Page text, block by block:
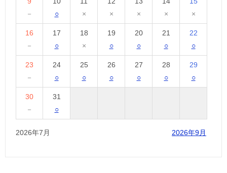
－
○
×
×
×
×
×
16
－
17
○
18
×
19
○
20
○
21
○
22
○
23
－
24
○
25
○
26
○
27
○
28
○
29
○
30
－
31
○
2026年7月 2026年9月